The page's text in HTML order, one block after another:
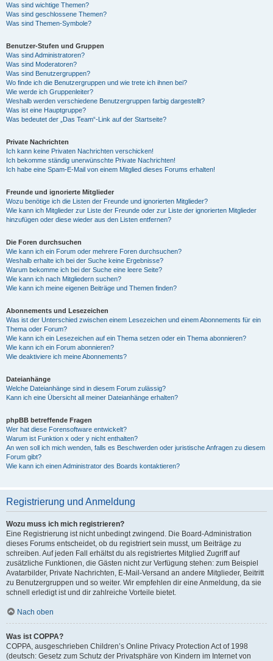
Was sind wichtige Themen?
Was sind geschlossene Themen?
Was sind Themen-Symbole?
Benutzer-Stufen und Gruppen
Was sind Administratoren?
Was sind Moderatoren?
Was sind Benutzergruppen?
Wo finde ich die Benutzergruppen und wie trete ich ihnen bei?
Wie werde ich Gruppenleiter?
Weshalb werden verschiedene Benutzergruppen farbig dargestellt?
Was ist eine Hauptgruppe?
Was bedeutet der „Das Team“-Link auf der Startseite?
Private Nachrichten
Ich kann keine Privaten Nachrichten verschicken!
Ich bekomme ständig unerwünschte Private Nachrichten!
Ich habe eine Spam-E-Mail von einem Mitglied dieses Forums erhalten!
Freunde und ignorierte Mitglieder
Wozu benötige ich die Listen der Freunde und ignorierten Mitglieder?
Wie kann ich Mitglieder zur Liste der Freunde oder zur Liste der ignorierten Mitglieder
hinzufügen oder diese wieder aus den Listen entfernen?
Die Foren durchsuchen
Wie kann ich ein Forum oder mehrere Foren durchsuchen?
Weshalb erhalte ich bei der Suche keine Ergebnisse?
Warum bekomme ich bei der Suche eine leere Seite?
Wie kann ich nach Mitgliedern suchen?
Wie kann ich meine eigenen Beiträge und Themen finden?
Abonnements und Lesezeichen
Was ist der Unterschied zwischen einem Lesezeichen und einem Abonnements für ein
Thema oder Forum?
Wie kann ich ein Lesezeichen auf ein Thema setzen oder ein Thema abonnieren?
Wie kann ich ein Forum abonnieren?
Wie deaktiviere ich meine Abonnements?
Dateianhänge
Welche Dateianhänge sind in diesem Forum zulässig?
Kann ich eine Übersicht all meiner Dateianhänge erhalten?
phpBB betreffende Fragen
Wer hat diese Forensoftware entwickelt?
Warum ist Funktion x oder y nicht enthalten?
An wen soll ich mich wenden, falls es Beschwerden oder juristische Anfragen zu diesem
Forum gibt?
Wie kann ich einen Administrator des Boards kontaktieren?
Registrierung und Anmeldung
Wozu muss ich mich registrieren?
Eine Registrierung ist nicht unbedingt zwingend. Die Board-Administration
dieses Forums entscheidet, ob du registriert sein musst, um Beiträge zu
schreiben. Auf jeden Fall erhältst du als registriertes Mitglied Zugriff auf
zusätzliche Funktionen, die Gästen nicht zur Verfügung stehen: zum Beispiel
Avatarbilder, Private Nachrichten, E-Mail-Versand an andere Mitglieder, Beitritt
zu Benutzergruppen und so weiter. Wir empfehlen dir eine Anmeldung, da sie
schnell erledigt ist und dir zahlreiche Vorteile bietet.
Nach oben
Was ist COPPA?
COPPA, ausgeschrieben Children’s Online Privacy Protection Act of 1998
(deutsch: Gesetz zum Schutz der Privatsphäre von Kindern im Internet von